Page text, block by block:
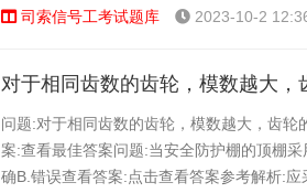
司索信号工考试题库 2023-10-2
对于相同齿数的齿轮，模数越大，
问题:对于相同齿数的齿轮，模数越大，齿
案:查看最佳答案问题:当安全防护棚的顶棚
确B.错误查看答案:点击查看答案参考解析: